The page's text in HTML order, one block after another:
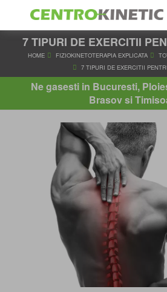
7 TIPURI DE EXERCITII
FIZIOKINETOTERAPIA
7 TIPURI DE
Ne gasesti in Bucuresti,
Brasov si